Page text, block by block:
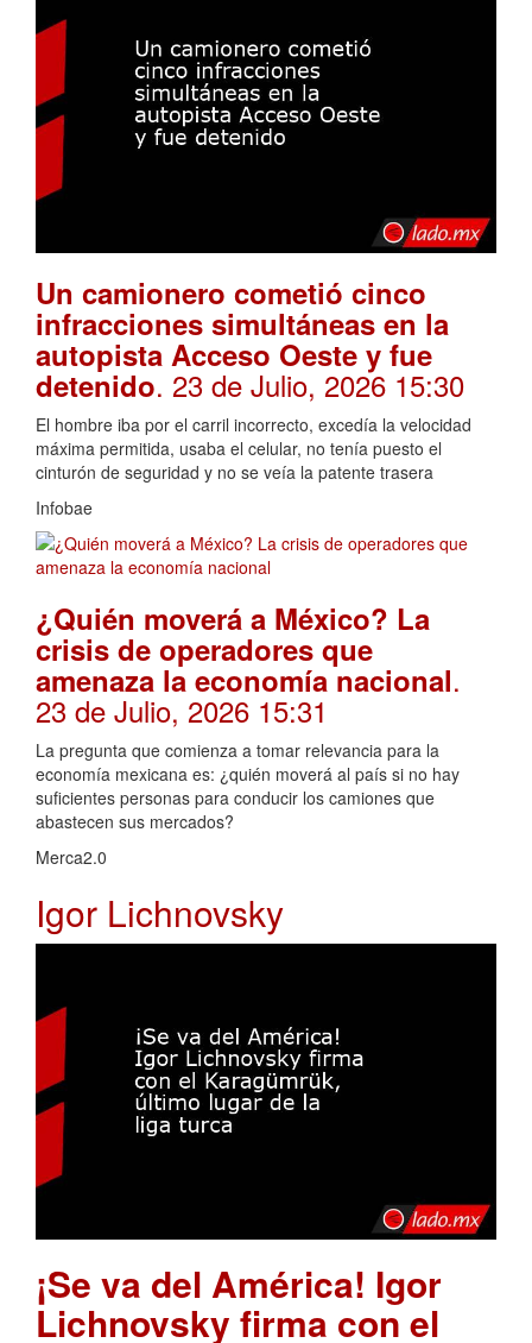
Un camionero cometió cinco
infracciones simultáneas en la
autopista Acceso Oeste y fue
detenido. 23 de Julio, 2026 15:30
El hombre iba por el carril incorrecto, excedía la velocidad
máxima permitida, usaba el celular, no tenía puesto el
cinturón de seguridad y no se veía la patente trasera
Infobae
¿Quién moverá a México? La
crisis de operadores que
amenaza la economía nacional.
23 de Julio, 2026 15:31
La pregunta que comienza a tomar relevancia para la
economía mexicana es: ¿quién moverá al país si no hay
suficientes personas para conducir los camiones que
abastecen sus mercados?
Merca2.0
Igor Lichnovsky
¡Se va del América! Igor
Lichnovsky firma con el